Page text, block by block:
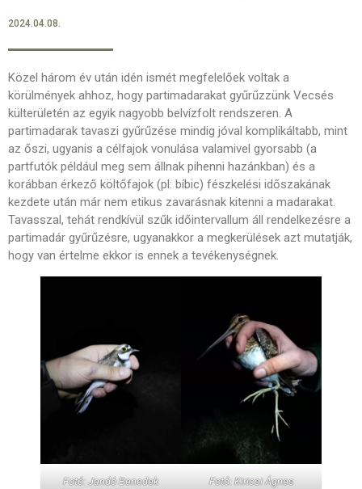
2024.04.08.
Közel három év után idén ismét megfelelőek voltak a
körülmények ahhoz, hogy partimadarakat gyűrűzzünk Vecsés
külterületén az egyik nagyobb belvízfolt rendszeren. A
partimadarak tavaszi gyűrűzése mindig jóval komplikáltabb, mint
az őszi, ugyanis a célfajok vonulása valamivel gyorsabb (a
partfutók például meg sem állnak pihenni hazánkban) és a
korábban érkező költőfajok (pl: bíbic) fészkelési időszakának
kezdete után már nem etikus zavarásnak kitenni a madarakat.
Tavasszal, tehát rendkívül szűk időintervallum áll rendelkezésre a
partimadár gyűrűzésre, ugyanakkor a megkerülések azt mutatják,
hogy van értelme ekkor is ennek a tevékenységnek.
Fotó: Jandó Benedek
Fotó: Kiricsi Ágnes